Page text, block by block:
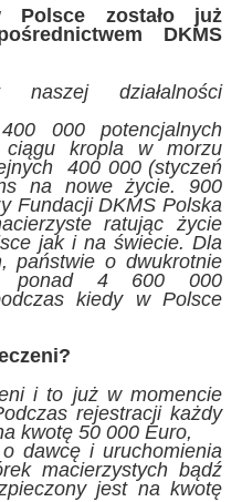
zostało już
DKMS
działalności
000 potencjalnych
kropla w morzu
400 000 (styczeń
na nowe życie. 900
Fundacji DKMS Polska
ratując życie
jak i na świecie. Dla
państwie o dwukrotnie
ponad 4 600 000
kiedy w Polsce
i to już w momencie
rejestracji każdy
kwotę 50 000 Euro,
dawcę i uruchomienia
macierzystych bądź
jest na kwotę